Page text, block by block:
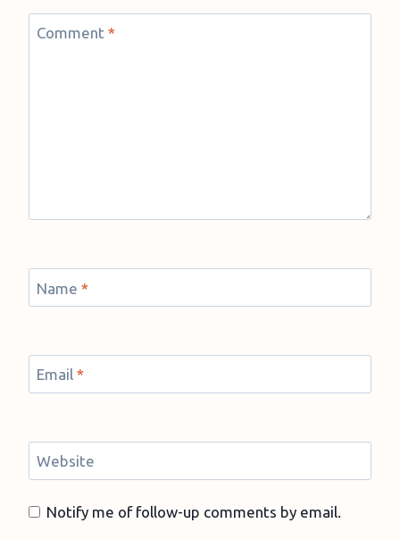
Comment *
Name *
Email *
Website
Notify me of follow-up comments by email.